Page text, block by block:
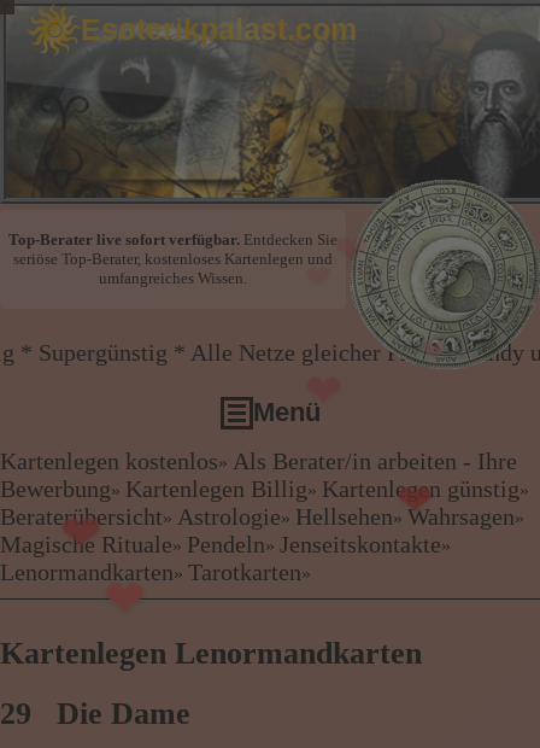
❤
❤
❤
❤ ❤
❤
❤
Esoterikpalast.com
Top-Berater live sofort verfügbar.Entdecken Sie
seriöse Top-Berater, kostenloses Kartenlegen und
umfangreiches Wissen.
gleicher Preis * Handy und Festnetz gleicher
Menü
Kartenlegen kostenlos
Als Berater/in arbeiten - Ihre Bewerbung
Kartenlegen Billig
Kartenlegen günstig
Beraterübersicht
Hellsehen
Wahrsagen
Magische Rituale
Kartenlegen kostenlos» Als Berater/in arbeiten - Ihre
Bewerbung» Kartenlegen Billig» Kartenlegen günstig»
Beraterübersicht» Astrologie» Hellsehen» Wahrsagen»
Magische Rituale» Pendeln» Jenseitskontakte»
Lenormandkarten» Tarotkarten»
Kartenlegen Lenormandkarten
29 Die Dame